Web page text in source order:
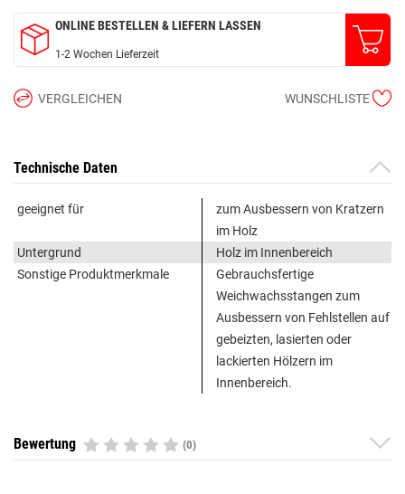
ONLINE BESTELLEN & LIEFERN LASSEN
1-2 Wochen Lieferzeit
VERGLEICHEN WUNSCHLISTE
Technische Daten
geeignet für
zum Ausbessern von Kratzern
im Holz
Untergrund
Holz im Innenbereich
Sonstige Produktmerkmale
Gebrauchsfertige
Weichwachsstangen zum
Ausbessern von Fehlstellen auf
gebeizten, lasierten oder
lackierten Hölzern im
Innenbereich.
Bewertung (0)